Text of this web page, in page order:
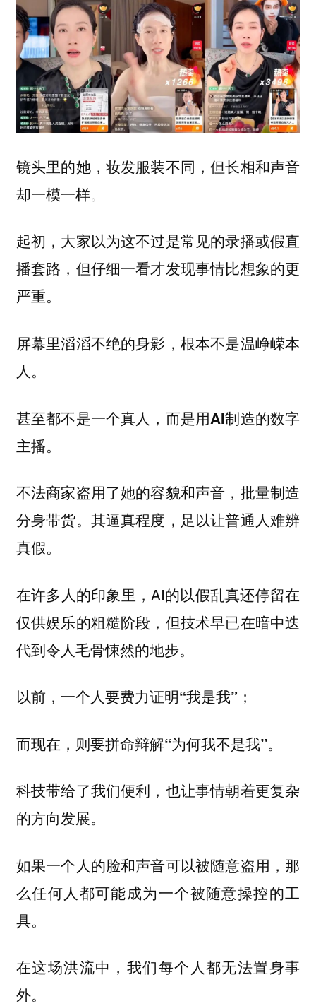
镜头里的她，妆发服装不同，但长相和声音
却一模一样。
起初，大家以为这不过是常见的录播或假直
播套路，但仔细一看才发现事情比想象的更
严重。
屏幕里滔滔不绝的身影，根本不是温峥嵘本
人。
甚至都不是一个真人，而是用AI制造的数字
主播。
不法商家盗用了她的容貌和声音，批量制造
分身带货。其逼真程度，足以让普通人难辨
真假。
在许多人的印象里，AI的以假乱真还停留在
仅供娱乐的粗糙阶段，但技术早已在暗中迭
代到令人毛骨悚然的地步。
以前，一个人要费力证明“我是我”；
而现在，则要拼命辩解“为何我不是我”。
科技带给了我们便利，也让事情朝着更复杂
的方向发展。
如果一个人的脸和声音可以被随意盗用，那
么任何人都可能成为一个被随意操控的工
具。
在这场洪流中，我们每个人都无法置身事
外。